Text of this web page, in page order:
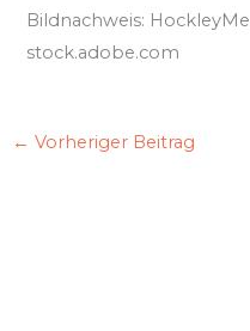
Bildnachweis:
stock.adobe.com
← Vorheriger Beitrag